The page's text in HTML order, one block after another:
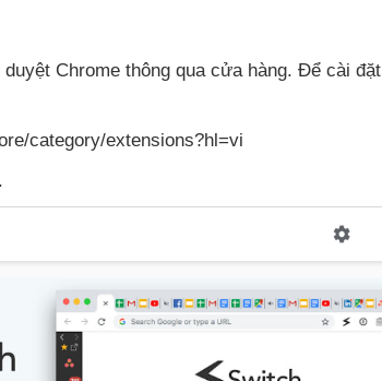
Chrome thông qua cửa hàng. Để cài đặt
category/extensions?hl=vi